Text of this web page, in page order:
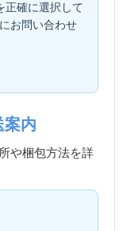
正確に選択して
お問い合わせ
案内
や梱包方法を詳